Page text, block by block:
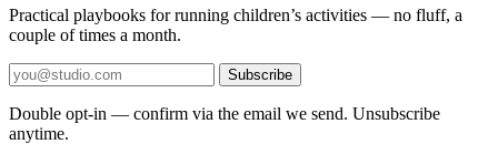
Practical playbooks for running children’s activities — no fluff, a
couple of times a month.
Subscribe
Double opt-in — confirm via the email we send. Unsubscribe
anytime.